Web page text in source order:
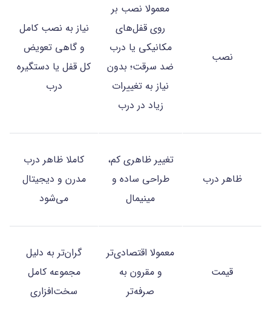
نصب
معمولا نصب بر
روی قفل‌های
مکانیکی یا درب
ضد سرقت؛ بدون
نیاز به تغییرات
زیاد در درب
نیاز به نصب کامل
و گاهی تعویض
کل قفل یا دستگیره
درب
ظاهر درب
تغییر ظاهری کم،
طراحی ساده و
مینیمال
کاملا ظاهر درب
مدرن و دیجیتال
می‌شود
قیمت
معمولا اقتصادی‌تر
و مقرون به
صرفه‌تر
گران‌تر به دلیل
مجموعه کامل
سخت‌افزاری